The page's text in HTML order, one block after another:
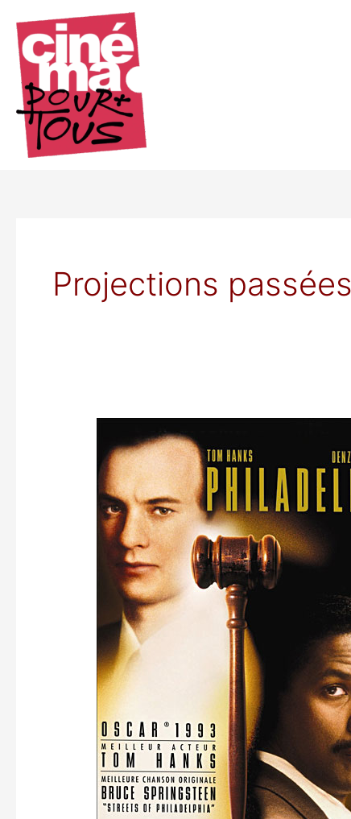
contenu
Projections passées
PHILADELPHIA